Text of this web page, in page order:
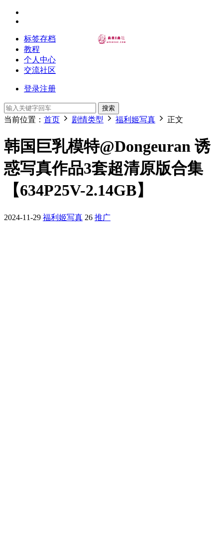
标签存档
教程
个人中心
交流社区
登录注册
搜索
当前位置： 首页 剧情类型 福利姬写真 正文
韩国巨乳模特@Dongeuran 诱
惑写真作品3套超清原版合集
【634P25V-2.14GB】
2024-11-29 福利姬写真 26 推广